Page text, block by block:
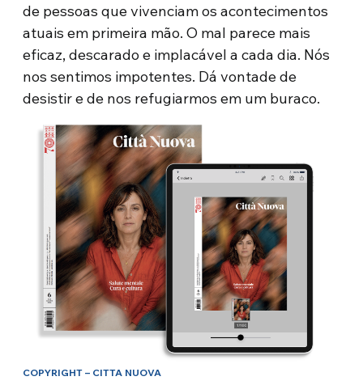
de pessoas que vivenciam os acontecimentos
atuais em primeira mão. O mal parece mais
eficaz, descarado e implacável a cada dia. Nós
nos sentimos impotentes. Dá vontade de
desistir e de nos refugiarmos em um buraco.
COPYRIGHT – CITTA NUOVA